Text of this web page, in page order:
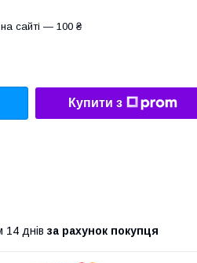
сайті — 100 ₴
Купити з
14 днів за рахунок покупця